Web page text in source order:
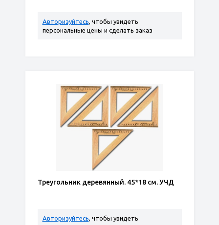
Авторизуйтесь, чтобы увидеть
персональные цены и сделать заказ
Треугольник деревянный. 45*18 см. УЧД
Авторизуйтесь, чтобы увидеть